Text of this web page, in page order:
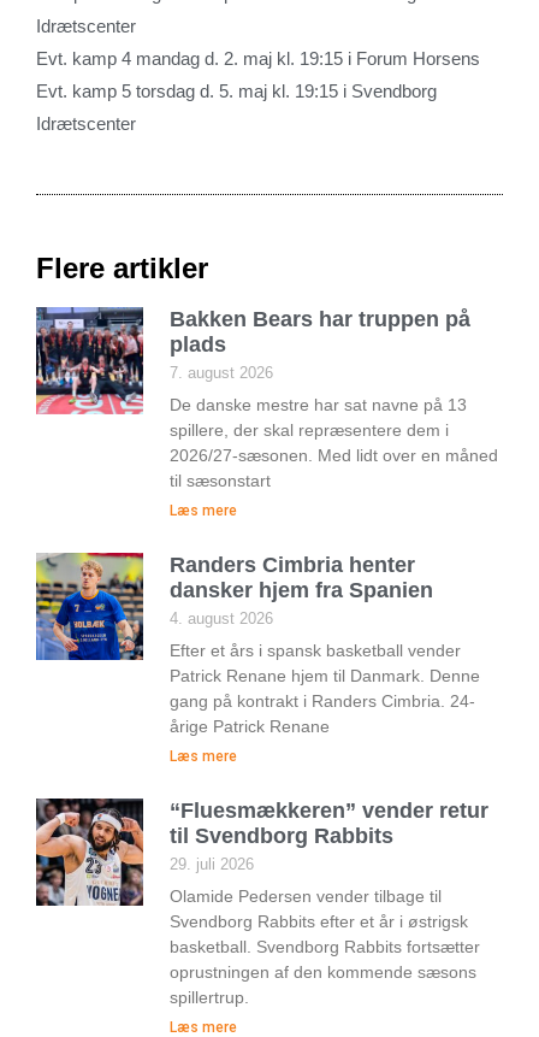
Idrætscenter
Evt. kamp 4 mandag d. 2. maj kl. 19:15 i Forum Horsens
Evt. kamp 5 torsdag d. 5. maj kl. 19:15 i Svendborg
Idrætscenter
Flere artikler
Bakken Bears har truppen på
plads
7. august 2026
De danske mestre har sat navne på 13
spillere, der skal repræsentere dem i
2026/27-sæsonen. Med lidt over en måned
til sæsonstart
Læs mere
Randers Cimbria henter
dansker hjem fra Spanien
4. august 2026
Efter et års i spansk basketball vender
Patrick Renane hjem til Danmark. Denne
gang på kontrakt i Randers Cimbria. 24-
årige Patrick Renane
Læs mere
“Fluesmækkeren” vender retur
til Svendborg Rabbits
29. juli 2026
Olamide Pedersen vender tilbage til
Svendborg Rabbits efter et år i østrigsk
basketball. Svendborg Rabbits fortsætter
oprustningen af den kommende sæsons
spillertrup.
Læs mere